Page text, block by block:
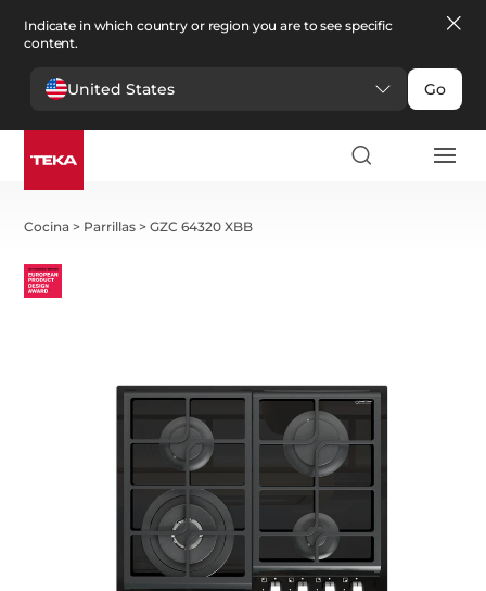
Indicate in which country or region you are to see specific
content.
United States Go
Cocina > Parrillas >GZC 64320 XBB